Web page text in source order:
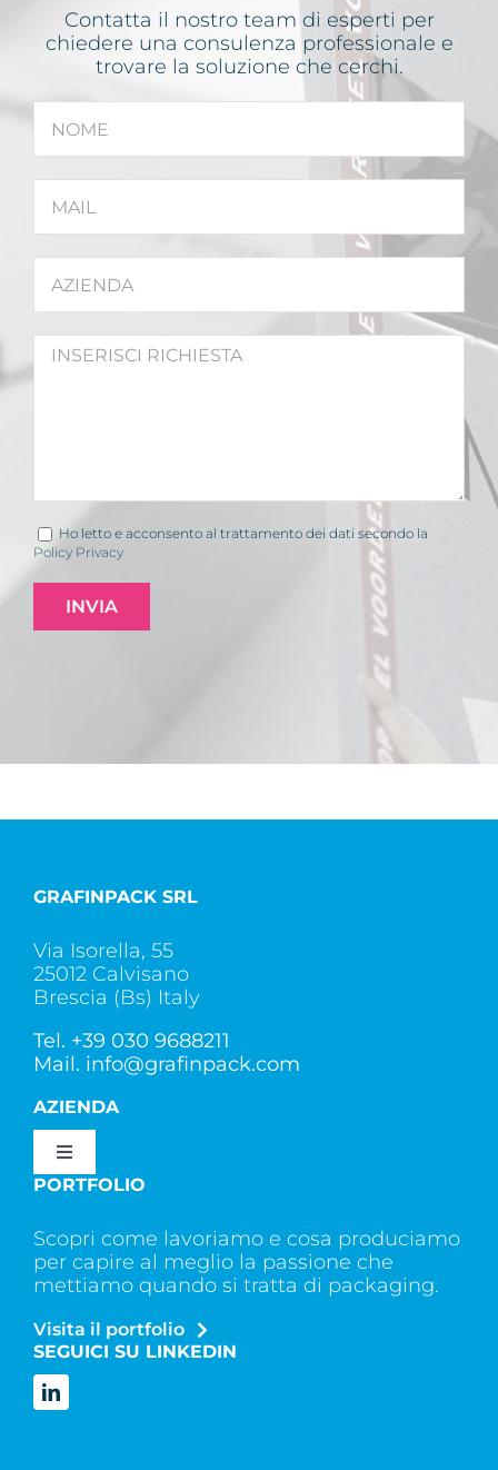
Contatta il nostro team di esperti per
chiedere una consulenza professionale e
trovare la soluzione che cerchi.
Ho letto e acconsento al trattamento dei dati secondo la
Policy Privacy
GRAFINPACK SRL
Via Isorella, 55
25012 Calvisano
Brescia (Bs) Italy
Tel. +39 030 9688211
Mail. info@grafinpack.com
AZIENDA
Toggle
Navigation
SERVIZI
CONTATTI
PORTFOLIO
Scopri come lavoriamo e cosa produciamo
per capire al meglio la passione che
mettiamo quando si tratta di packaging.
Visita il portfolio
SEGUICI SU LINKEDIN